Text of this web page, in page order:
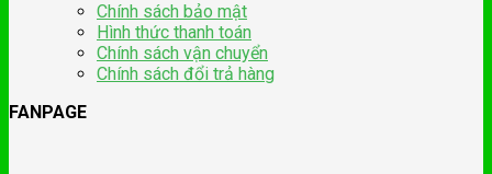
Chính sách bảo mật
Hình thức thanh toán
Chính sách vận chuyển
Chính sách đổi trả hàng
FANPAGE